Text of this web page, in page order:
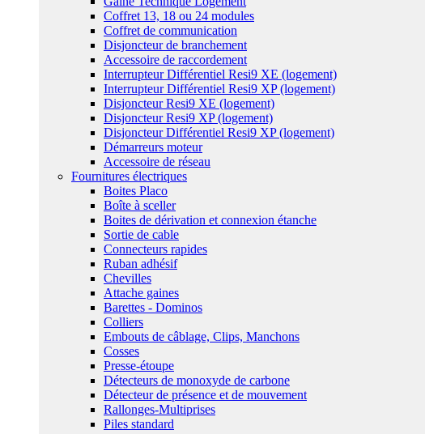
Coffret 13, 18 ou 24 modules
Coffret de communication
Disjoncteur de branchement
Accessoire de raccordement
Interrupteur Différentiel Resi9 XE (logement)
Interrupteur Différentiel Resi9 XP (logement)
Disjoncteur Resi9 XE (logement)
Disjoncteur Resi9 XP (logement)
Disjoncteur Différentiel Resi9 XP (logement)
Démarreurs moteur
Accessoire de réseau
Fournitures électriques
Boites Placo
Boîte à sceller
Boites de dérivation et connexion étanche
Sortie de cable
Connecteurs rapides
Ruban adhésif
Chevilles
Attache gaines
Barettes - Dominos
Colliers
Embouts de câblage, Clips, Manchons
Cosses
Presse-étoupe
Détecteurs de monoxyde de carbone
Détecteur de présence et de mouvement
Rallonges-Multiprises
Piles standard